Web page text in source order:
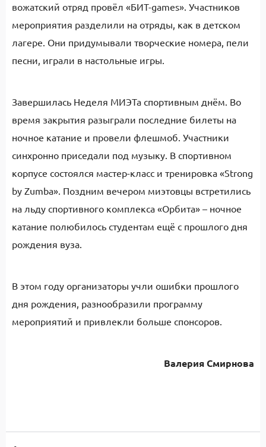
вожатский отряд провёл «БИТ-games». Участников
мероприятия разделили на отряды, как в детском
лагере. Они придумывали творческие номера, пели
песни, играли в настольные игры.
Завершилась Неделя МИЭТа спортивным днём. Во
время закрытия разыграли последние билеты на
ночное катание и провели флешмоб. Участники
синхронно приседали под музыку. В спортивном
корпусе состоялся мастер-класс и тренировка «Strong
by Zumba». Поздним вечером миэтовцы встретились
на льду спортивного комплекса «Орбита» – ночное
катание полюбилось студентам ещё с прошлого дня
рождения вуза.
В этом году организаторы учли ошибки прошлого
дня рождения, разнообразили программу
мероприятий и привлекли больше спонсоров.
Валерия Смирнова